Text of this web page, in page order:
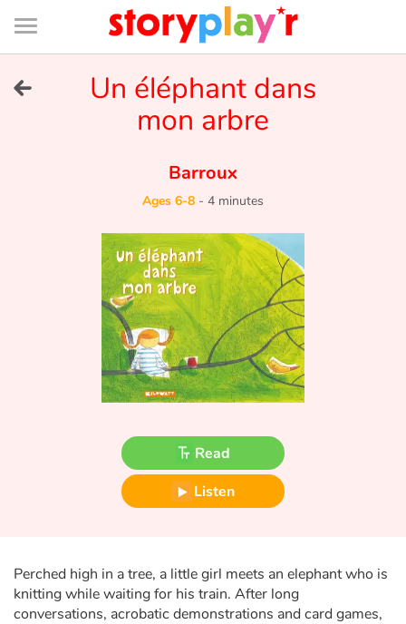
Connexion
Bibliothèque
de
page
Tales and classics in french
Princesses and princes, kings, queens and dragons
Ogres, monsters and witches
Ecology, nature, seasons
Un éléphant dans
mon arbre
Barroux
Ages 6-8 - 4 minutes
Read
Listen
Perched high in a tree, a little girl meets an elephant who is
knitting while waiting for his train. After long
conversations, acrobatic demonstrations and card games,